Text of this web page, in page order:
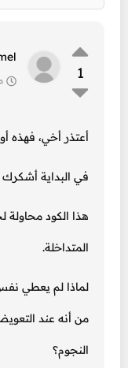
1
أعتذر أخي، فهذه
في البداية
هذا الكود محاولة
المتداخلة.
لماذا لم يعطي
من أنه عند
النجوم؟